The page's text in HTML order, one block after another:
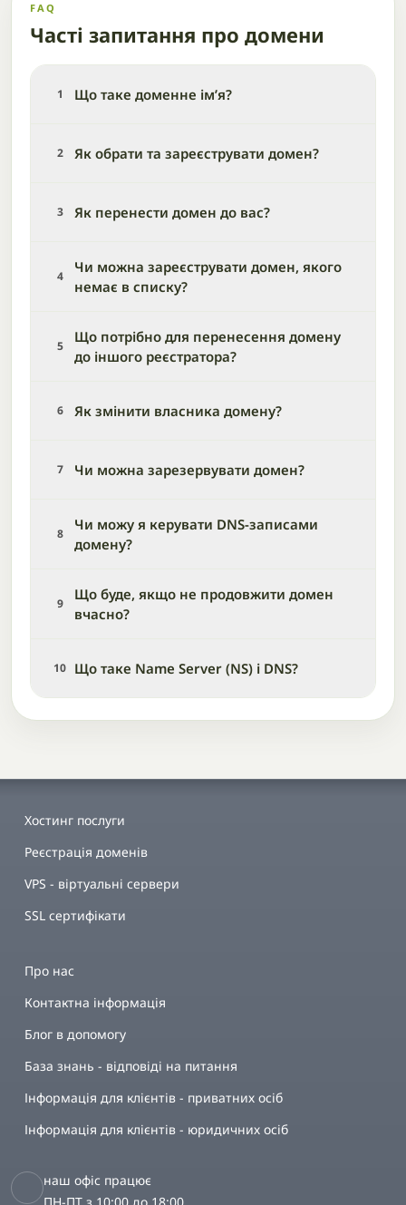
FAQ
Часті запитання про домени
1 Що таке доменне ім’я?
2 Як обрати та зареєструвати домен?
3 Як перенести домен до вас?
4
Чи можна зареєструвати домен, якого
немає в списку?
5
Що потрібно для перенесення домену
до іншого реєстратора?
6 Як змінити власника домену?
7 Чи можна зарезервувати домен?
8
Чи можу я керувати DNS-записами
домену?
9
Що буде, якщо не продовжити домен
вчасно?
10 Що таке Name Server (NS) і DNS?
Хостинг послуги
Реєстрація доменів
VPS - віртуальні сервери
SSL сертифікати
Про нас
Контактна інформація
Блог в допомогу
База знань - відповіді на питання
Інформація для клієнтів - приватних осіб
Інформація для клієнтів - юридичних осіб
наш офіс працює